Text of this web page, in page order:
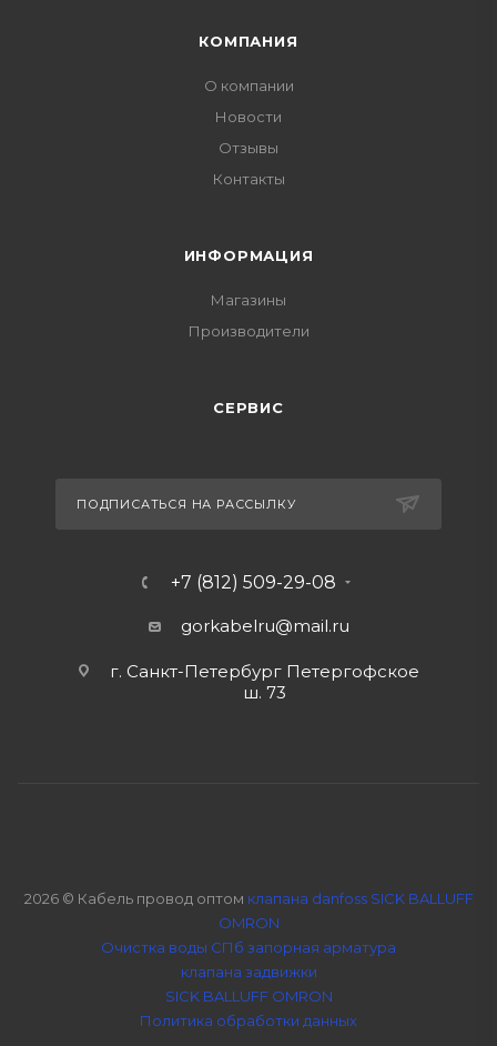
КОМПАНИЯ
О компании
Новости
Отзывы
Контакты
ИНФОРМАЦИЯ
Магазины
Производители
СЕРВИС
ПОДПИСАТЬСЯ НА РАССЫЛКУ
+7 (812) 509-29-08
gorkabelru@mail.ru
г. Санкт-Петербург Петергофское
ш. 73
2026 © Кабель провод оптом клапана danfoss SICK BALLUFF
OMRON
Очистка воды СПб запорная арматура
клапана задвижки
SICK BALLUFF OMRON
Политика обработки данных